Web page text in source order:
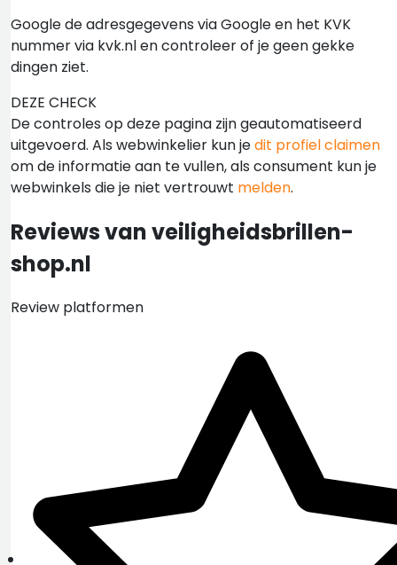
Google de adresgegevens via Google en het KVK
nummer via kvk.nl en controleer of je geen gekke
dingen ziet.
DEZE CHECK
De controles op deze pagina zijn geautomatiseerd
uitgevoerd. Als webwinkelier kun jedit profiel claimen
om de informatie aan te vullen, als consument kun je
webwinkels die je niet vertrouwt melden.
Reviews van veiligheidsbrillen-
shop.nl
Review platformen